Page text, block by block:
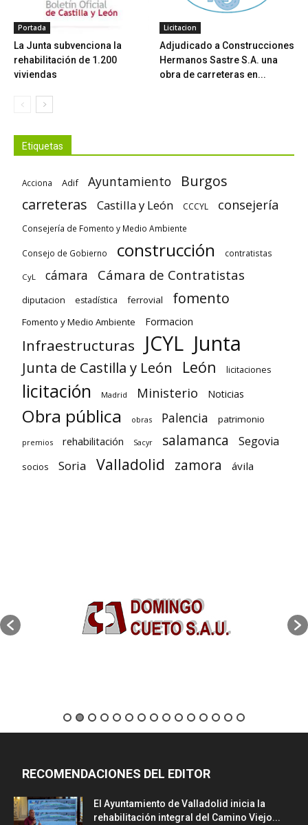
Portada
La Junta subvenciona la
rehabilitación de 1.200
viviendas
Licitacion
Adjudicado a Construcciones
Hermanos Sastre S.A. una
obra de carreteras en...
Etiquetas
Acciona Adif Ayuntamiento
Burgos
carreteras
Castilla y León CCCYL consejería
Consejería de Fomento y Medio Ambiente
Consejo de Gobierno construcción contratistas
CyL cámara Cámara de Contratistas
diputacion estadística ferrovial fomento
Fomento y Medio Ambiente Formacion
Infraestructuras JCYL Junta
Junta de Castilla y León León licitaciones
licitación Madrid Ministerio Noticias
Obra pública obras Palencia patrimonio
premios rehabilitación Sacyr salamanca Segovia
socios Soria Valladolid zamora ávila
RECOMENDACIONES DEL EDITOR
El Ayuntamiento de Valladolid inicia la
rehabilitación integral del Camino Viejo...